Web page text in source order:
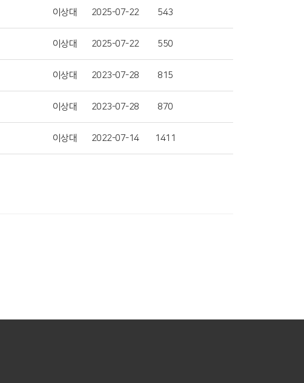
이상대 2025-07-22 543
이상대 2025-07-22 550
이상대 2023-07-28 815
이상대 2023-07-28 870
이상대 2022-07-14 1411